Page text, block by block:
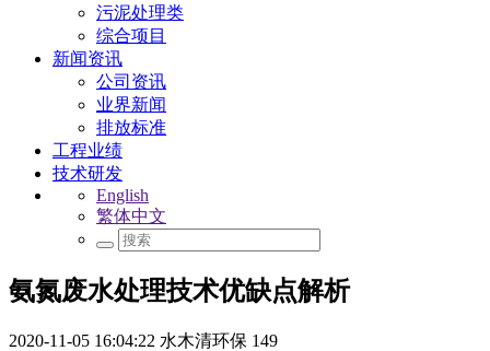
污泥处理类
综合项目
新闻资讯
公司资讯
业界新闻
排放标准
工程业绩
技术研发
English
繁体中文
氨氮废水处理技术优缺点解析
2020-11-05 16:04:22 水木清环保 149